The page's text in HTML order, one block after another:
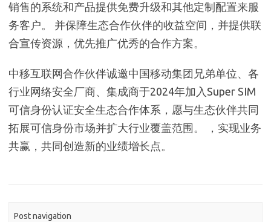
销售的系统和产品提供免费升级和其他定制配置来服
务客户。 并保障生态合作伙伴的收益空间，并提供联
合宣传资源，优先推广优秀的合作方案。
中移互联网合作伙伴诚邀中国移动集团兄弟单位、各
行业网络安全厂商、集成商于2024年加入Super SIM
可信身份认证安全生态合作体系，愿与生态伙伴共同
拓展可信身份市场并扩大行业覆盖范围。 ，实现业务
共赢，共同创造新的业绩增长点。
Post navigation